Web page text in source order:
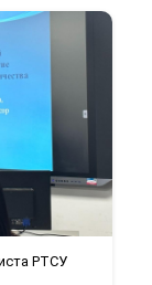
РТСУ